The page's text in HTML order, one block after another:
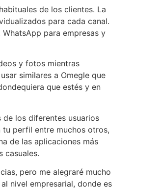
de los clientes. La
para cada canal.
para empresas y
y fotos mientras
similares a Omegle que
que estés y en
los diferentes usuarios
tu perfil entre muchos otros,
de las aplicaciones más
casuales.
pero me alegraré mucho
nivel empresarial, donde es